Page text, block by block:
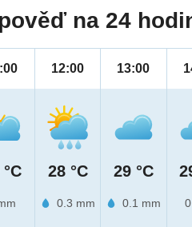
na 24
12:00
28 °C
0.3 mm
13:00
29 °C
0.1 mm